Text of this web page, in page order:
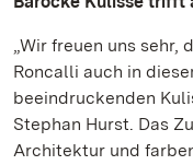
„Wir freuen uns
Roncalli auch in
beeindruckenden
Stephan Hurst. Das
Architektur und